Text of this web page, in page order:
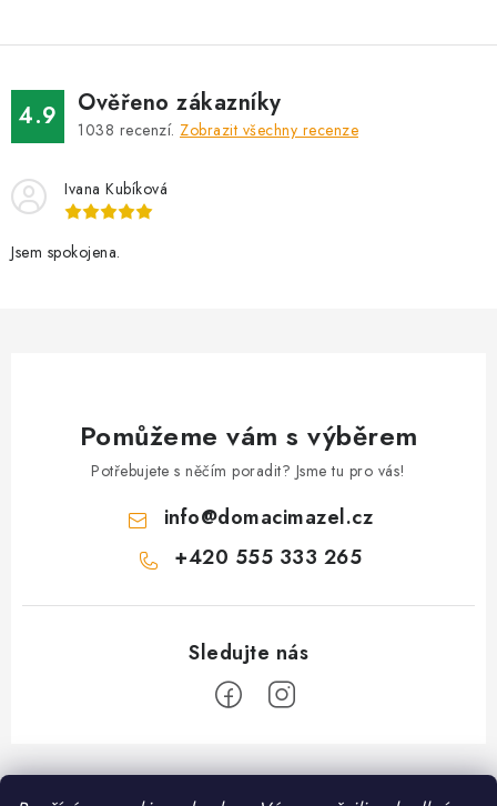
4.9 Ověřeno zákazníky
1038 recenzí. Zobrazit všechny recenze
Ivana Kubíková
Jsem spokojena.
Pomůžeme vám s výběrem
Potřebujete s něčím poradit? Jsme tu pro vás!
info@domacimazel.cz
+420 555 333 265
Z
á